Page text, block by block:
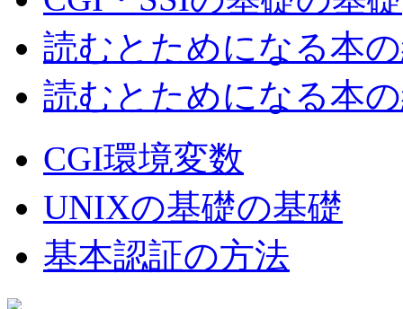
読むとためになる本
読むとためになる本
CGI環境変数
UNIXの基礎の基礎
基本認証の方法